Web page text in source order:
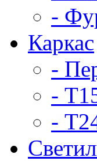
-
Каркас
-
-
-